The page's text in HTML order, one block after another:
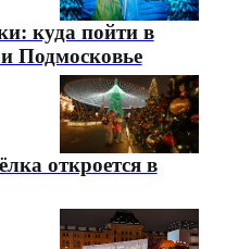
куда пойти в
Подмосковье
откроется в